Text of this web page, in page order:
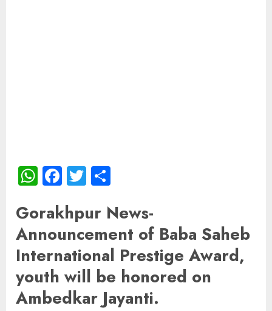
WhatsApp
Facebook
Twitter
Gorakhpur News-
Announcement of Baba Saheb
International Prestige Award,
youth will be honored on
Ambedkar Jayanti.